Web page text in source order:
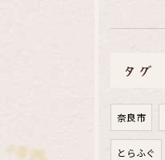
タグ
奈良市
とらふぐ